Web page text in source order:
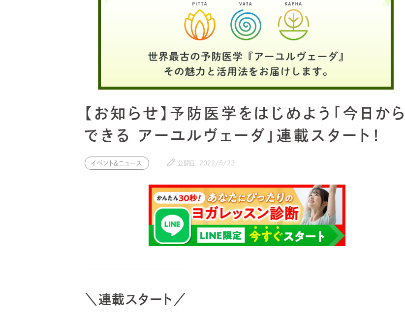
【お知らせ】予防医学をはじめよう「今日から
できる アーユルヴェーダ」連載スタート！
イベント＆ニュース 公開日 2022/5/23
＼連載スタート／